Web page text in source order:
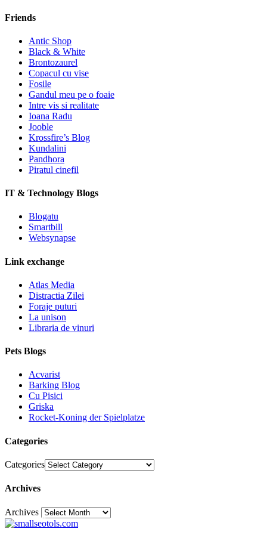
Friends
Antic Shop
Black & White
Brontozaurel
Copacul cu vise
Fosile
Gandul meu pe o foaie
Intre vis si realitate
Ioana Radu
Jooble
Krossfire’s Blog
Kundalini
Pandhora
Piratul cinefil
IT & Technology Blogs
Blogatu
Smartbill
Websynapse
Link exchange
Atlas Media
Distractia Zilei
Foraje puturi
La unison
Libraria de vinuri
Pets Blogs
Acvarist
Barking Blog
Cu Pisici
Griska
Rocket-Koning der Spielplatze
Categories
Categories
Archives
Archives30